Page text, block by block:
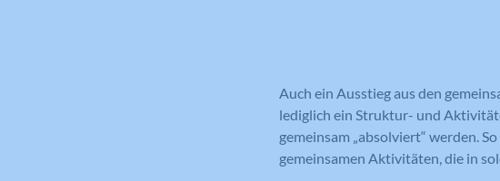
Auch ein Ausstieg aus den
lediglich ein Struktur- und
gemeinsam „absolviert“ werden.
gemeinsamen Aktivitäten, die in
Zweck
Name